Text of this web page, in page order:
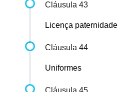
Cláusula 43
Licença paternidade
Cláusula 44
Uniformes